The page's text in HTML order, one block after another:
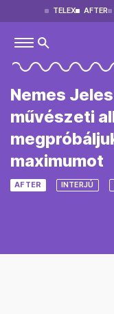
TELEX AFTER
Nemes
művészeti
maximumot
AFTER INTERJÚ